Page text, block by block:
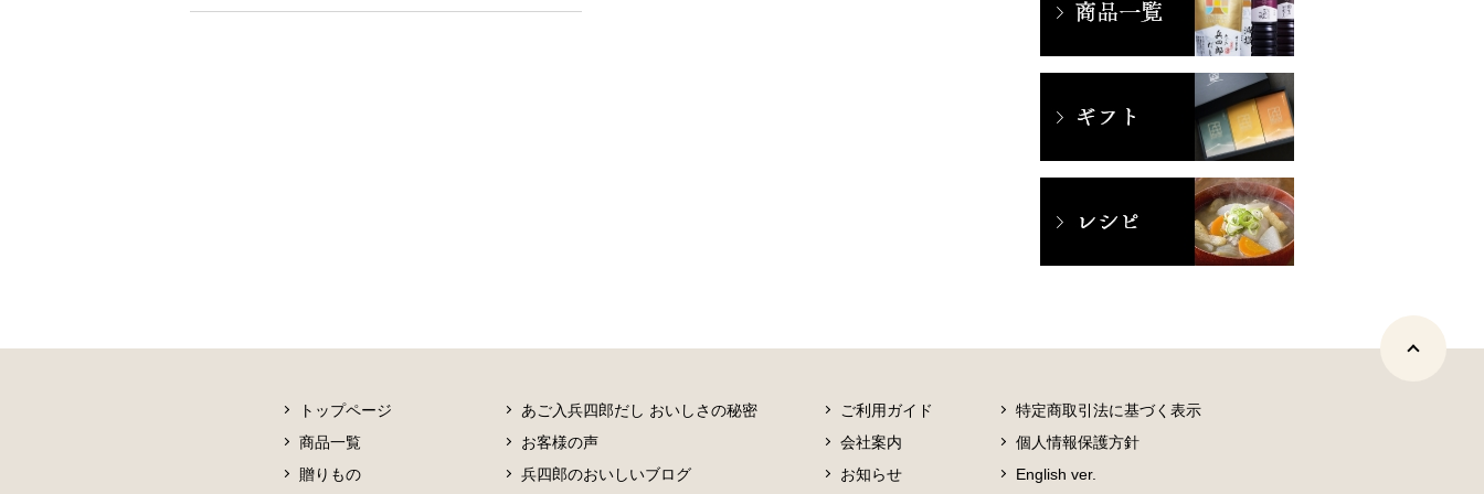
トップページ
商品一覧
贈りもの
あご入兵四郎だし おいしさの秘密
お客様の声
兵四郎のおいしいブログ
ご利用ガイド
会社案内
お知らせ
特定商取引法に基づく表示
個人情報保護方針
English ver.